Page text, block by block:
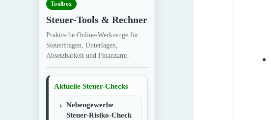
Toolbox
Steuer-Tools & Rechner
Praktische Online-Werkzeuge für
Steuerfragen, Unterlagen,
Absetzbarkeit und Finanzamt.
Aktuelle Steuer-Checks
Nebengewerbe
Steuer-Risiko-Check